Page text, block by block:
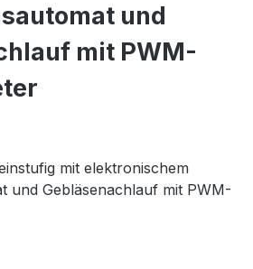
und
mit PWM-